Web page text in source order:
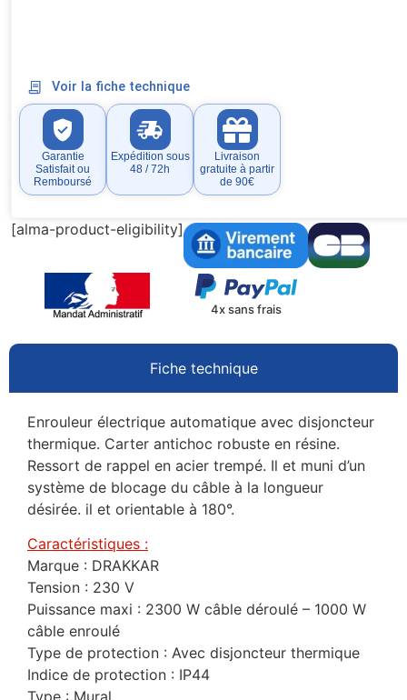
Voir la fiche technique
Garantie
Satisfait ou
Remboursé
Expédition sous
48 / 72h
Livraison
gratuite à partir
de 90€
[alma-product-eligibility]
4x sans frais
Fiche technique
Enrouleur électrique automatique avec disjoncteur
thermique. Carter antichoc robuste en résine.
Ressort de rappel en acier trempé. Il et muni d’un
système de blocage du câble à la longueur
désirée. il et orientable à 180°.
Caractéristiques :
Marque : DRAKKAR
Tension : 230 V
Puissance maxi : 2300 W câble déroulé – 1000 W
câble enroulé
Type de protection : Avec disjoncteur thermique
Indice de protection : IP44